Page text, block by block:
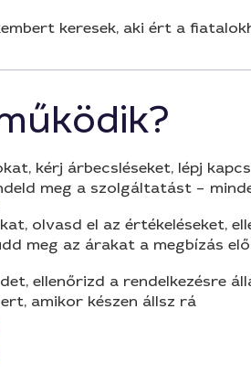
keresek, aki ért a
kérj árbecsléseket, lépj
meg a szolgáltatást –
olvasd el az értékeléseket,
meg az árakat a megbízás
ellenőrizd a rendelkezésre
amikor készen állsz rá